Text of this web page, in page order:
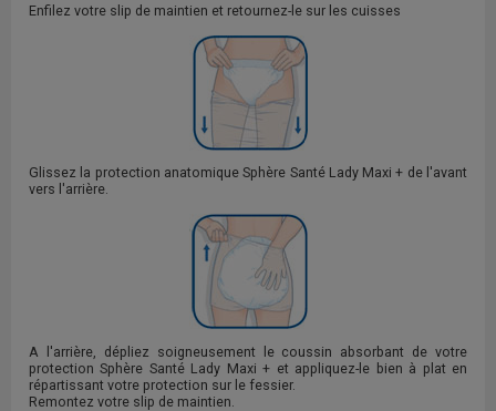
Enfilez votre slip de maintien et retournez-le sur les cuisses
Glissez la protection anatomique Sphère Santé Lady Maxi + de l'avant
vers l'arrière.
A l'arrière, dépliez soigneusement le coussin absorbant de votre
protection Sphère Santé Lady Maxi + et appliquez-le bien à plat en
répartissant votre protection sur le fessier.
Remontez votre slip de maintien.